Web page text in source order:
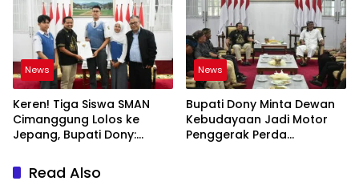
News
Keren! Tiga Siswa SMAN
Cimanggung Lolos ke
Jepang, Bupati Dony:
News
Bupati Dony Minta Dewan
Kebudayaan Jadi Motor
Penggerak Perda
Read Also